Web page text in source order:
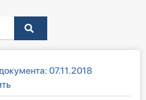
07.11.2018